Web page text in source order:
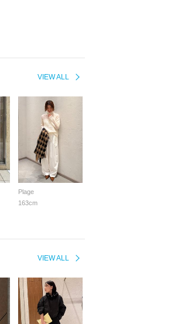
VIEW ALL
Plage
163cm
VIEW ALL